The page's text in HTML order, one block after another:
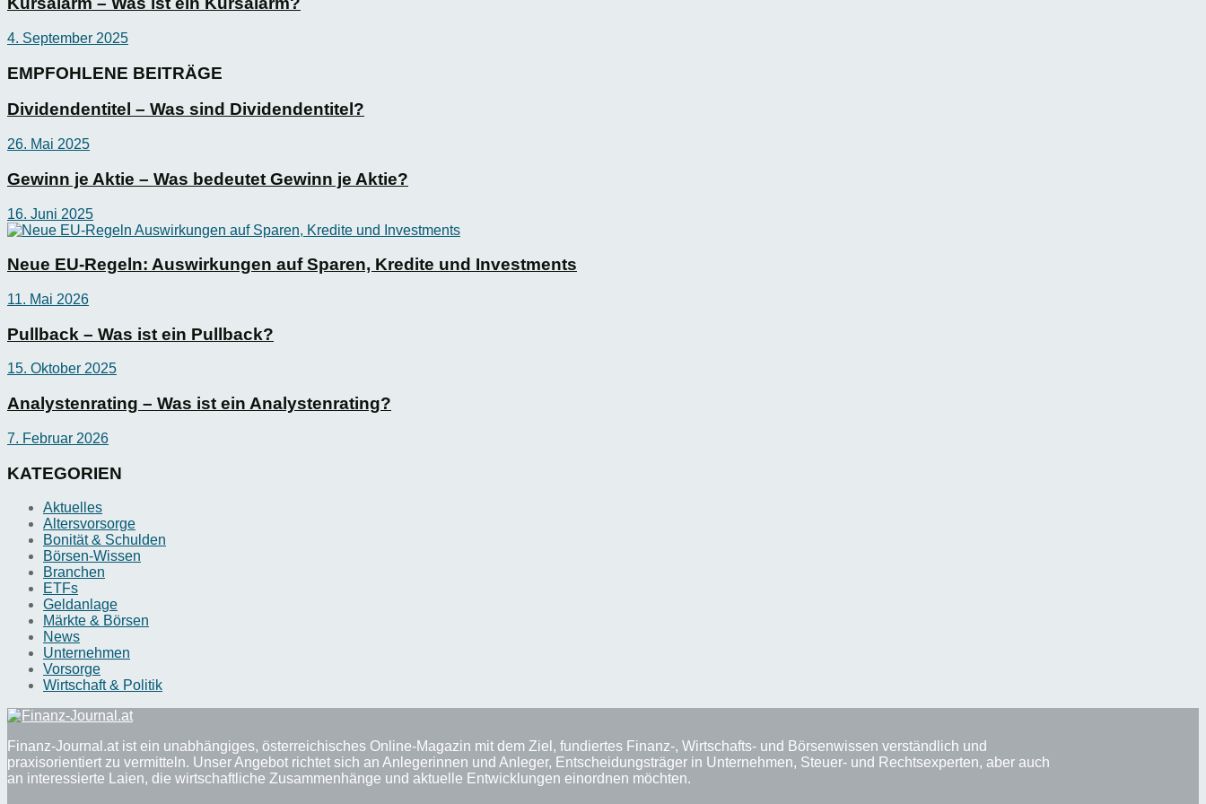
4. September 2025
EMPFOHLENE BEITRÄGE
Dividendentitel – Was sind Dividendentitel?
26. Mai 2025
Gewinn je Aktie – Was bedeutet Gewinn je Aktie?
16. Juni 2025
Neue EU-Regeln: Auswirkungen auf Sparen, Kredite und Investments
11. Mai 2026
Pullback – Was ist ein Pullback?
15. Oktober 2025
Analystenrating – Was ist ein Analystenrating?
7. Februar 2026
KATEGORIEN
Aktuelles
Altersvorsorge
Bonität & Schulden
Börsen-Wissen
Branchen
ETFs
Geldanlage
Märkte & Börsen
News
Unternehmen
Vorsorge
Wirtschaft & Politik
Finanz-Journal.at ist ein unabhängiges, österreichisches Online-Magazin mit dem Ziel, fundiertes Finanz-, Wirtschafts- und Börsenwissen verständlich und
praxisorientiert zu vermitteln. Unser Angebot richtet sich an Anlegerinnen und Anleger, Entscheidungsträger in Unternehmen, Steuer- und Rechtsexperten, aber auch
an interessierte Laien, die wirtschaftliche Zusammenhänge und aktuelle Entwicklungen einordnen möchten.